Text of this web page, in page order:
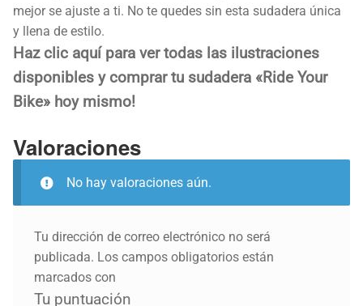
mejor se ajuste a ti. No te quedes sin esta sudadera única
y llena de estilo.
Haz clic aquí para ver todas las ilustraciones
disponibles y comprar tu sudadera «Ride Your
Bike» hoy mismo!
Valoraciones
No hay valoraciones aún.
Tu dirección de correo electrónico no será
publicada. Los campos obligatorios están
marcados con
Tu puntuación